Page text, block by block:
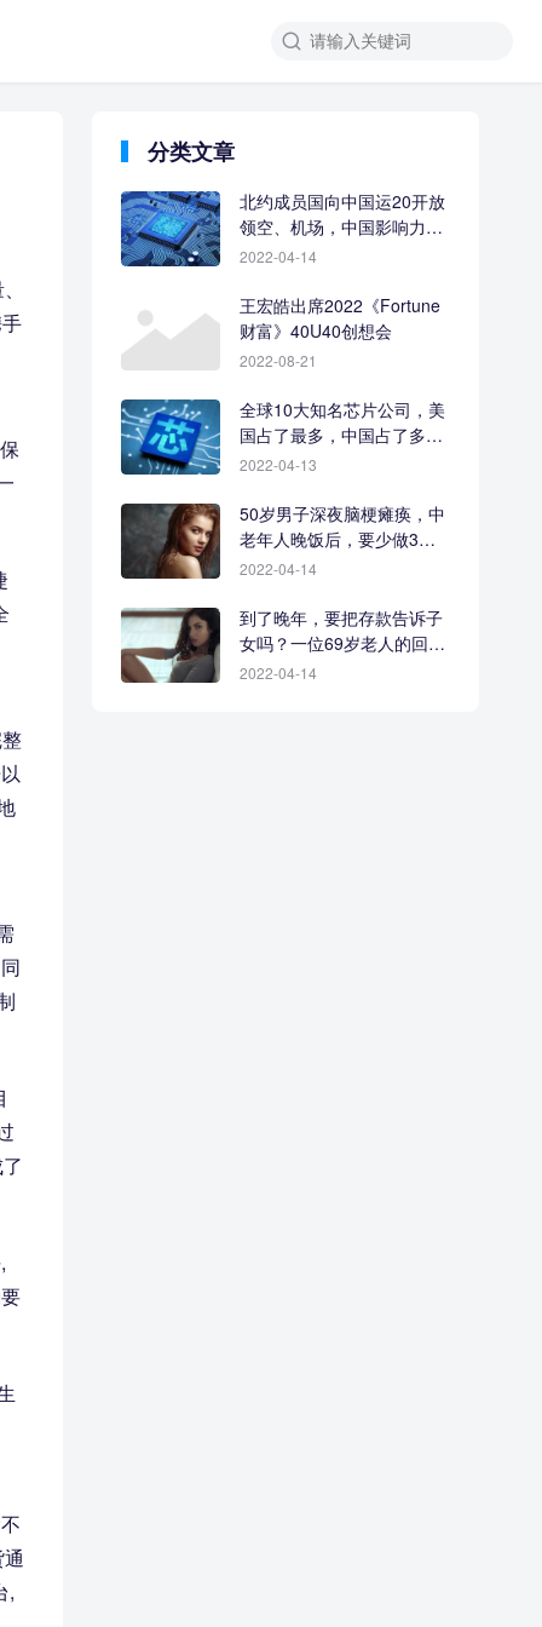
,
分类文章
北约成员国向中国运20开放
领空、机场，中国影响力让
人羡慕
2022-04-14
王宏皓出席2022《Fortune
财富》40U40创想会
2022-08-21
全球10大知名芯片公司，美
国占了最多，中国占了多
少？
2022-04-13
50岁男子深夜脑梗瘫痪，中
老年人晚饭后，要少做3件
事
2022-04-14
到了晚年，要把存款告诉子
女吗？一位69岁老人的回答
很现实
2022-04-14